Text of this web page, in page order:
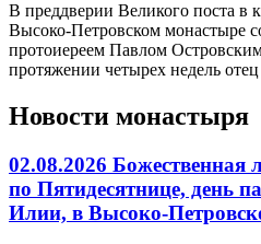
В преддверии Великого поста в
Высоко-Петровском монастыре
протоиереем Павлом
протяжении четырех недель
Новости монастыря
02.08.2026
по Пятидесятнице, день
Илии, в Высоко-